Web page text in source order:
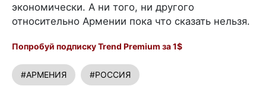
экономически. А ни того, ни другого
относительно Армении пока что сказать нельзя.
Попробуй подписку Trend Premium за 1$
#АРМЕНИЯ #РОССИЯ